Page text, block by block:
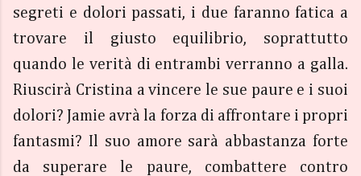
segreti e dolori passati, i due faranno fatica a
trovare il giusto equilibrio, soprattutto
quando le verità di entrambi verranno a galla.
Riuscirà Cristina a vincere le sue paure e i suoi
dolori? Jamie avrà la forza di affrontare i propri
fantasmi? Il suo amore sarà abbastanza forte
da superare le paure, combattere contro